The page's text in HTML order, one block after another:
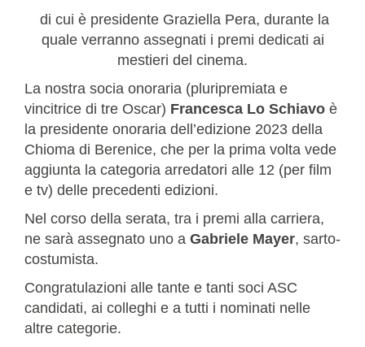
di cui è presidente Graziella Pera, durante la
quale verranno assegnati i premi dedicati ai
mestieri del cinema.
La nostra socia onoraria (pluripremiata e
vincitrice di tre Oscar) Francesca Lo Schiavo è
la presidente onoraria dell’edizione 2023 della
Chioma di Berenice, che per la prima volta vede
aggiunta la categoria arredatori alle 12 (per film
e tv) delle precedenti edizioni.
Nel corso della serata, tra i premi alla carriera,
ne sarà assegnato uno a Gabriele Mayer, sarto-
costumista.
Congratulazioni alle tante e tanti soci ASC
candidati, ai colleghi e a tutti i nominati nelle
altre categorie.